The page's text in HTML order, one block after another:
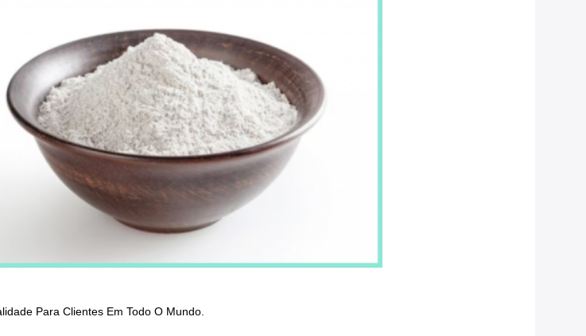
Para Clientes Em Todo O Mundo.